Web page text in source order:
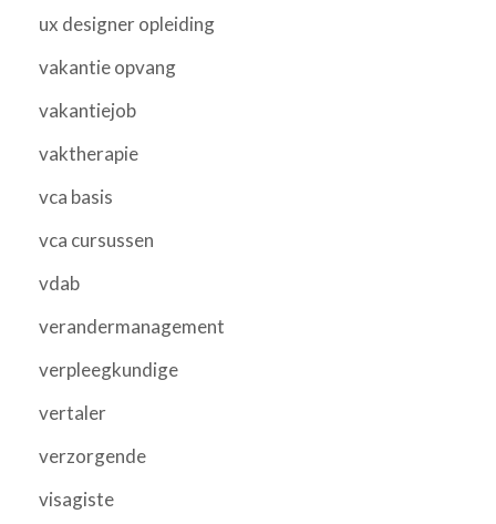
ux designer opleiding
vakantie opvang
vakantiejob
vaktherapie
vca basis
vca cursussen
vdab
verandermanagement
verpleegkundige
vertaler
verzorgende
visagiste